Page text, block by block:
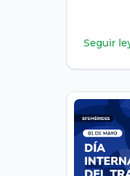
Seguir